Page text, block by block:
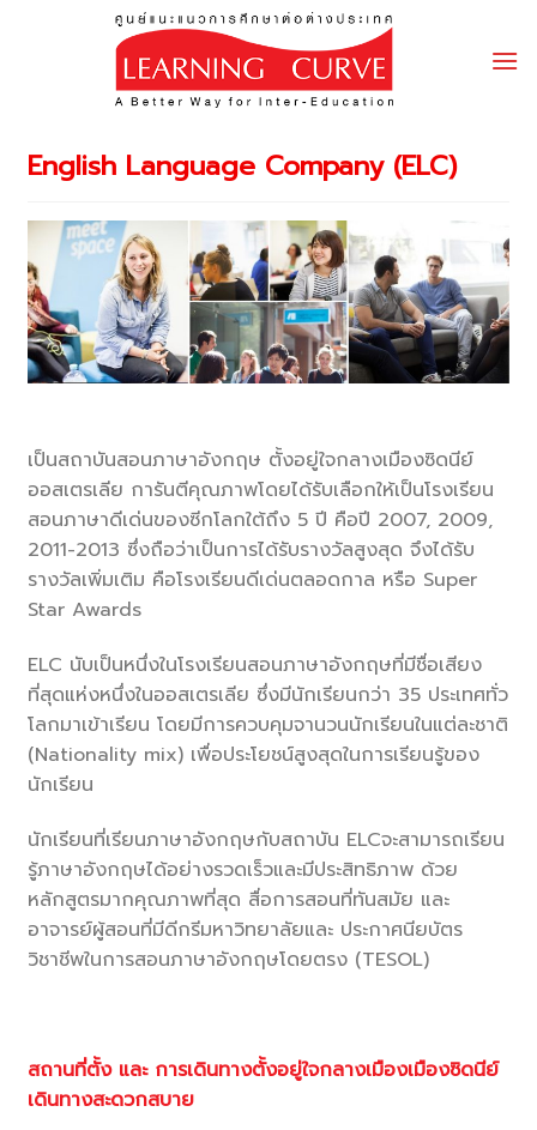
English Language Company (ELC)
เป็นสถาบันสอนภาษาอังกฤษ ตั้งอยู่ใจกลางเมืองซิดนีย์
ออสเตรเลีย การันตีคุณภาพโดยได้รับเลือกให้เป็นโรงเรียน
สอนภาษาดีเด่นของซีกโลกใต้ถึง 5 ปี คือปี 2007, 2009,
2011-2013 ซึ่งถือว่าเป็นการได้รับรางวัลสูงสุด จึงได้รับ
รางวัลเพิ่มเติม คือโรงเรียนดีเด่นตลอดกาล หรือ Super
Star Awards
ELC นับเป็นหนึ่งในโรงเรียนสอนภาษาอังกฤษที่มีชื่อเสียง
ที่สุดแห่งหนึ่งในออสเตรเลีย ซึ่งมีนักเรียนกว่า 35 ประเทศทั่ว
โลกมาเข้าเรียน โดยมีการควบคุมจานวนนักเรียนในแต่ละชาติ
(Nationality mix) เพื่อประโยชน์สูงสุดในการเรียนรู้ของ
นักเรียน
นักเรียนที่เรียนภาษาอังกฤษกับสถาบัน ELCจะสามารถเรียน
รู้ภาษาอังกฤษได้อย่างรวดเร็วและมีประสิทธิภาพ ด้วย
หลักสูตรมากคุณภาพที่สุด สื่อการสอนที่ทันสมัย และ
อาจารย์ผู้สอนที่มีดีกรีมหาวิทยาลัยและ ประกาศนียบัตร
วิชาชีพในการสอนภาษาอังกฤษโดยตรง (TESOL)
สถานที่ตั้ง และ การเดินทางตั้งอยู่ใจกลางเมืองเมืองซิดนีย์
เดินทางสะดวกสบาย